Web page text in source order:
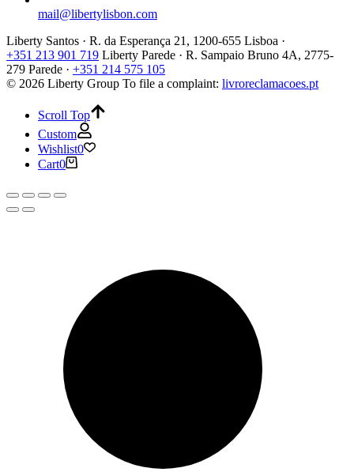
mail@libertylisbon.com
Liberty Santos · R. da Esperança 21, 1200-655 Lisboa ·
+351 213 901 719 Liberty Parede · R. Sampaio Bruno 4A, 2775-
279 Parede · +351 214 575 105
© 2026 Liberty Group To file a complaint: livroreclamacoes.pt
Scroll Top
Custom
Wishlist0
Cart0